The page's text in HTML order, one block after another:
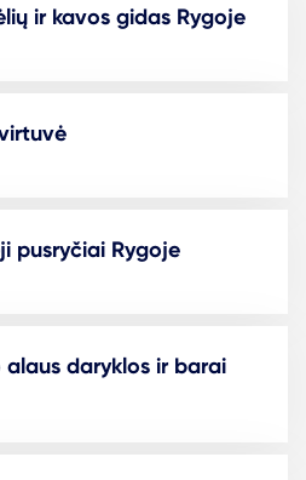
ir kavos gidas Rygoje
pusryčiai Rygoje
alaus daryklos ir barai